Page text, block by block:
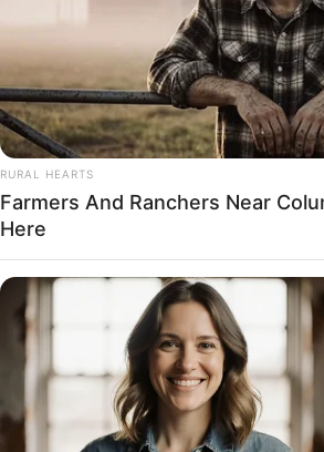
RURAL HEARTS
Farmers And Ranchers Near
Here